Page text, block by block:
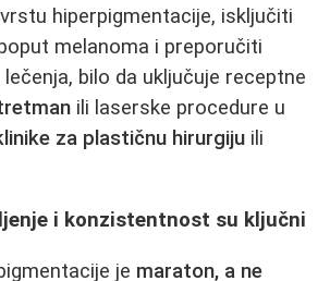
hiperpigmentacije, isključiti
melanoma i preporučiti
bilo da uključuje receptne
ili laserske procedure u
za plastičnu hirurgiju ili
i konzistentnost su ključni
je maraton, a ne